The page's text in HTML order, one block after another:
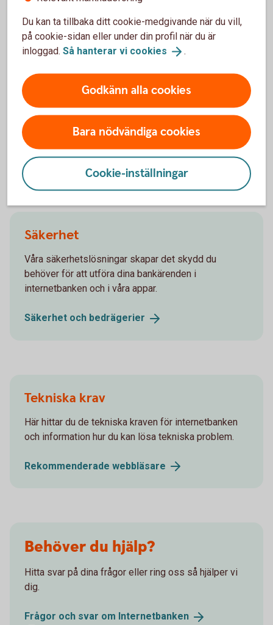
Mer om internetbanken
internetbanken
Support och säkerhet
Säkerhet
Våra säkerhetslösningar skapar det skydd du
behöver för att utföra dina bankärenden i
internetbanken och i våra appar.
Säkerhet och bedrägerier
Tekniska krav
Här hittar du de tekniska kraven för internetbanken
och information hur du kan lösa tekniska problem.
Rekommenderade webbläsare
Behöver du hjälp?
Hitta svar på dina frågor eller ring oss så hjälper vi
dig.
Frågor och svar om Internetbanken
Du kan ta tillbaka ditt cookie-medgivande när du vill,
på cookie-sidan eller under din profil när du är
inloggad. Så hanterar vi cookies .
Godkänn alla cookies
Bara nödvändiga cookies
Cookie-inställningar